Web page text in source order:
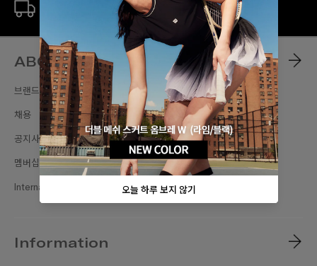
ABOUT
브랜드스토리
채용
공지사항
멤버십
International Sites
Information